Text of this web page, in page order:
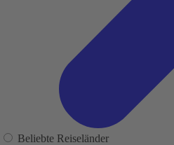
Beliebte Reiseländer